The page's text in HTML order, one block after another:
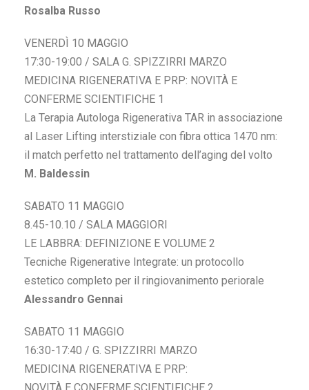
Rosalba Russo
VENERDÌ 10 MAGGIO
17:30-19:00 / SALA G. SPIZZIRRI MARZO
MEDICINA RIGENERATIVA E PRP: NOVITÀ E
CONFERME SCIENTIFICHE 1
La Terapia Autologa Rigenerativa TAR in associazione
al Laser Lifting interstiziale con fibra ottica 1470 nm:
il match perfetto nel trattamento dell’aging del volto
M. Baldessin
SABATO 11 MAGGIO
8.45-10.10 / SALA MAGGIORI
LE LABBRA: DEFINIZIONE E VOLUME 2
Tecniche Rigenerative Integrate: un protocollo
estetico completo per il ringiovanimento periorale
Alessandro Gennai
SABATO 11 MAGGIO
16:30-17:40 / G. SPIZZIRRI MARZO
MEDICINA RIGENERATIVA E PRP: